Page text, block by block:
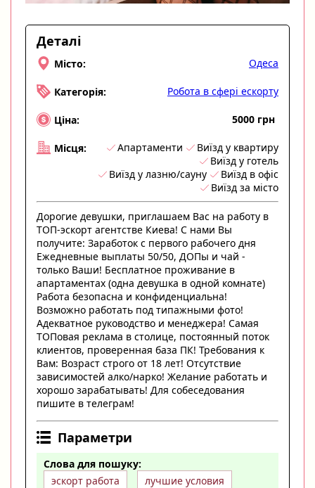
Деталі
Місто: Одеса
Категорія: Робота в сфері ескорту
Ціна: 5000 грн
Місця: Апартаменти
Виїзд у квартиру
Виїзд у готель
Виїзд у лазню/сауну
Виїзд в офіс
Виїзд за місто
Дорогие девушки, приглашаем Вас на работу в
ТОП-эскорт агентстве Киева! С нами Вы
получите: Заработок с первого рабочего дня
Ежедневные выплаты 50/50, ДОПы и чай -
только Ваши! Бесплатное проживание в
апартаментах (одна девушка в одной комнате)
Работа безопасна и конфиденциальна!
Возможно работать под типажными фото!
Адекватное руководство и менеджера! Самая
ТОПовая реклама в столице, постоянный поток
клиентов, проверенная база ПК! Требования к
Вам: Возраст строго от 18 лет! Отсутствие
зависимостей алко/нарко! Желание работать и
хорошо зарабатывать! Для собеседования
пишите в телеграм!
Параметри
Слова для пошуку:
эскорт работа
лучшие условия